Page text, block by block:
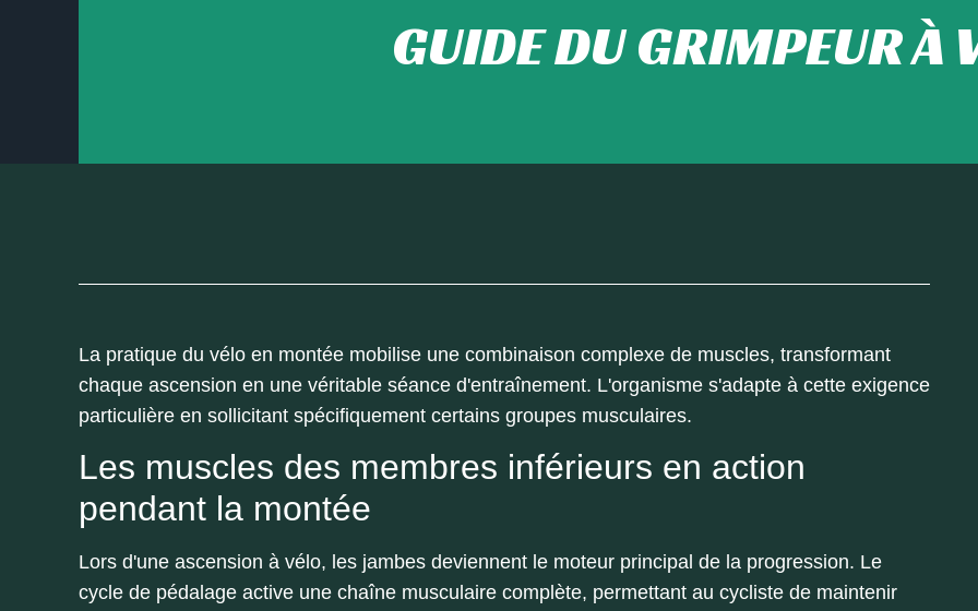
GUIDE DU GRIMPEUR À
La pratique du vélo en montée mobilise une combinaison complexe de muscles, transformant
chaque ascension en une véritable séance d'entraînement. L'organisme s'adapte à cette exigence
particulière en sollicitant spécifiquement certains groupes musculaires.
Les muscles des membres inférieurs en action
pendant la montée
Lors d'une ascension à vélo, les jambes deviennent le moteur principal de la progression. Le
cycle de pédalage active une chaîne musculaire complète, permettant au cycliste de maintenir